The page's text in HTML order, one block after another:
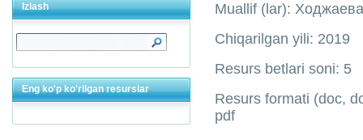
Izlash
Eng ko'p ko'rilgan resurslar
Muallif (lar):
Chiqarilgan yili: 2019
Resurs betlari soni: 5
Resurs formati (doc,
pdf